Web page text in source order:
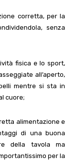
corretta, per la
senza
fisica e lo sport,
all’aperto,
mentre si sta in
cuore;
alimentazione e
di una buona
della tavola ma
per la